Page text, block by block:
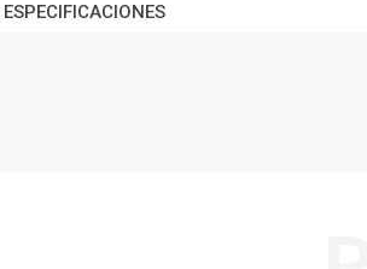
ESPECIFICACIONES